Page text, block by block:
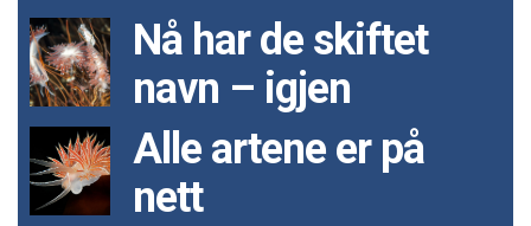
Nå har de skiftet
navn – igjen
Alle artene er på
nett